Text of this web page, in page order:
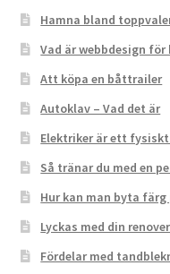
Hamna bland
Vad är webbdesign för
Att köpa en båttrailer
Autoklav – Vad det är
Elektriker är ett
Så tränar du med en
Hur kan man byta färg
Lyckas med din
Fördelar med